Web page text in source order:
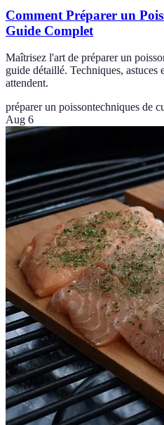
Comment Préparer un
Guide Complet
Maîtrisez l'art de préparer un
guide détaillé. Techniques, astuces
attendent.
préparer un poissontechniques de
Aug 6